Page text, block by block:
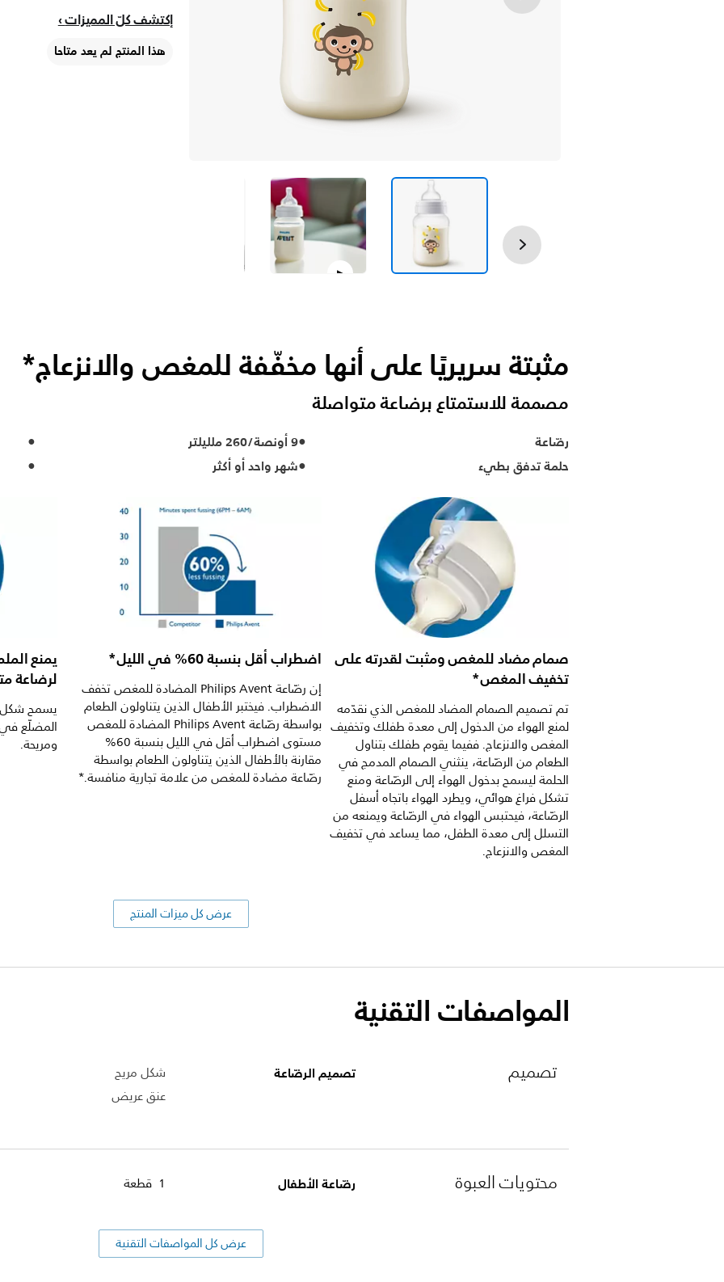
إكتشف كلّ المميزات
هذا المنتج لم يعد متاحا
مثبتة سريريًا على أنها مخفّفة للمغص والانزعاج*
مصممة للاستمتاع برضاعة متواصلة
رضّاعة
9 أونصة/260 ملليلتر
حلمة تدفق بطيء
شهر واحد أو أكثر
صمام مضاد للمغص ومثبت لقدرته على
تخفيف المغص*
تم تصميم الصمام المضاد للمغص الذي نقدّمه
لمنع الهواء من الدخول إلى معدة طفلك وتخفيف
المغص والانزعاج. ففيما يقوم طفلك بتناول
الطعام من الرضّاعة، ينثني الصمام المدمج في
الحلمة ليسمح بدخول الهواء إلى الرضّاعة ومنع
تشكل فراغ هوائي، ويطرد الهواء باتجاه أسفل
الرضّاعة، فيحتبس الهواء في الرضّاعة ويمنعه من
التسلل إلى معدة الطفل، مما يساعد في تخفيف
المغص والانزعاج.
اضطراب أقل بنسبة 60% في الليل*
إن رضّاعة Philips Avent المضادة للمغص تخفف
الاضطراب. فيختبر الأطفال الذين يتناولون الطعام
بواسطة رضّاعة Philips Avent المضادة للمغص
مستوى اضطراب أقل في الليل بنسبة 60%
مقارنة بالأطفال الذين يتناولون الطعام بواسطة
رضّاعة مضادة للمغص من علامة تجارية منافسة.*
يمنع
لرضاعة
يسمح شكل
المضلّع
ومريحة.
عرض كل ميزات المنتج
المواصفات التقنية
تصميم تصميم الرضّاعة
شكل مريح
عنق عريض
محتويات العبوة رضّاعة الأطفال 1 قطعة
عرض كل المواصفات التقنية